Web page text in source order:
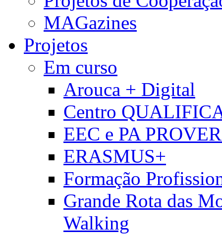
MAGazines
Projetos
Em curso
Arouca + Digital
Centro
EEC e PA
ERASMUS+
Formação
Grande Rota das
Walking